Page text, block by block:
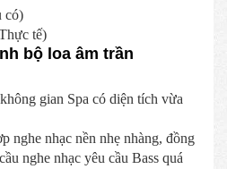
có)
tế)
bộ loa âm trần
gian Spa có diện tích vừa
nghe nhạc nền nhẹ nhàng, đồng
nghe nhạc yêu cầu Bass quá